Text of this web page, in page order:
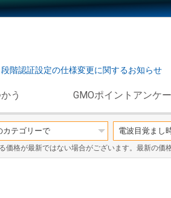
段階認証設定の仕様変更に関するお知らせ
う GMOポイントアンケ
価格が最新ではない場合がございます。最新の価